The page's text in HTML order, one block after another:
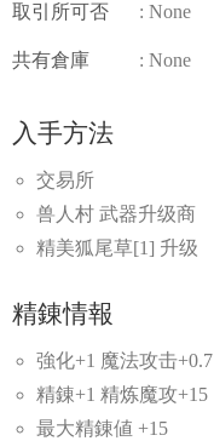
取引所可否 : None
共有倉庫 : None
入手方法
交易所
兽人村 武器升级商
精美狐尾草[1] 升级
精錬情報
強化+1 魔法攻击+0.7
精錬+1 精炼魔攻+15
最大精錬値 +15